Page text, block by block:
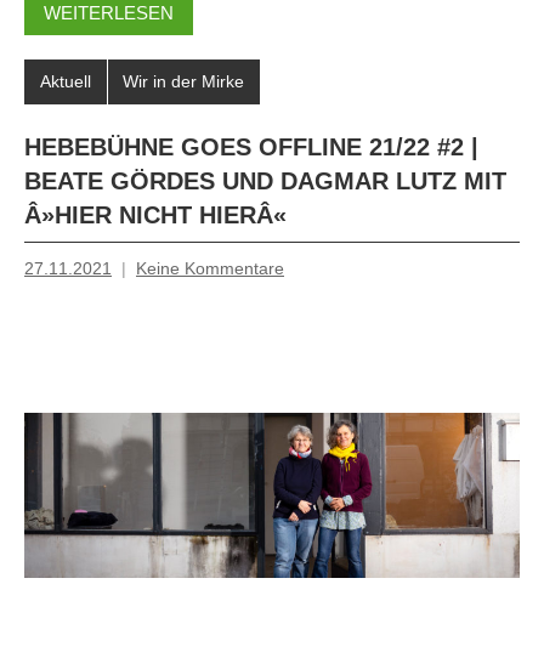
WEITERLESEN
Aktuell Wir in der Mirke
HEBEBÜHNE GOES OFFLINE 21/22 #2 |
BEATE GÖRDES UND DAGMAR LUTZ MIT
Â»HIER NICHT HIERÂ«
27.11.2021
Mosche
Keine Kommentare